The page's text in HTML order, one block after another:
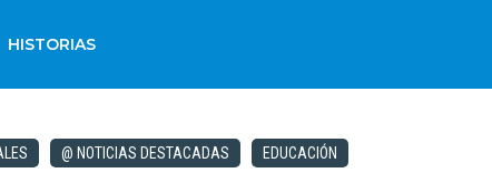
HISTORIAS
@ NOTICIAS DESTACADAS EDUCACIÓN